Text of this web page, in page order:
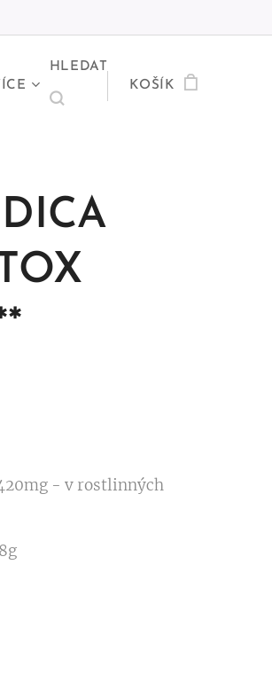
HLEDAT
KOŠÍK
- v rostlinných